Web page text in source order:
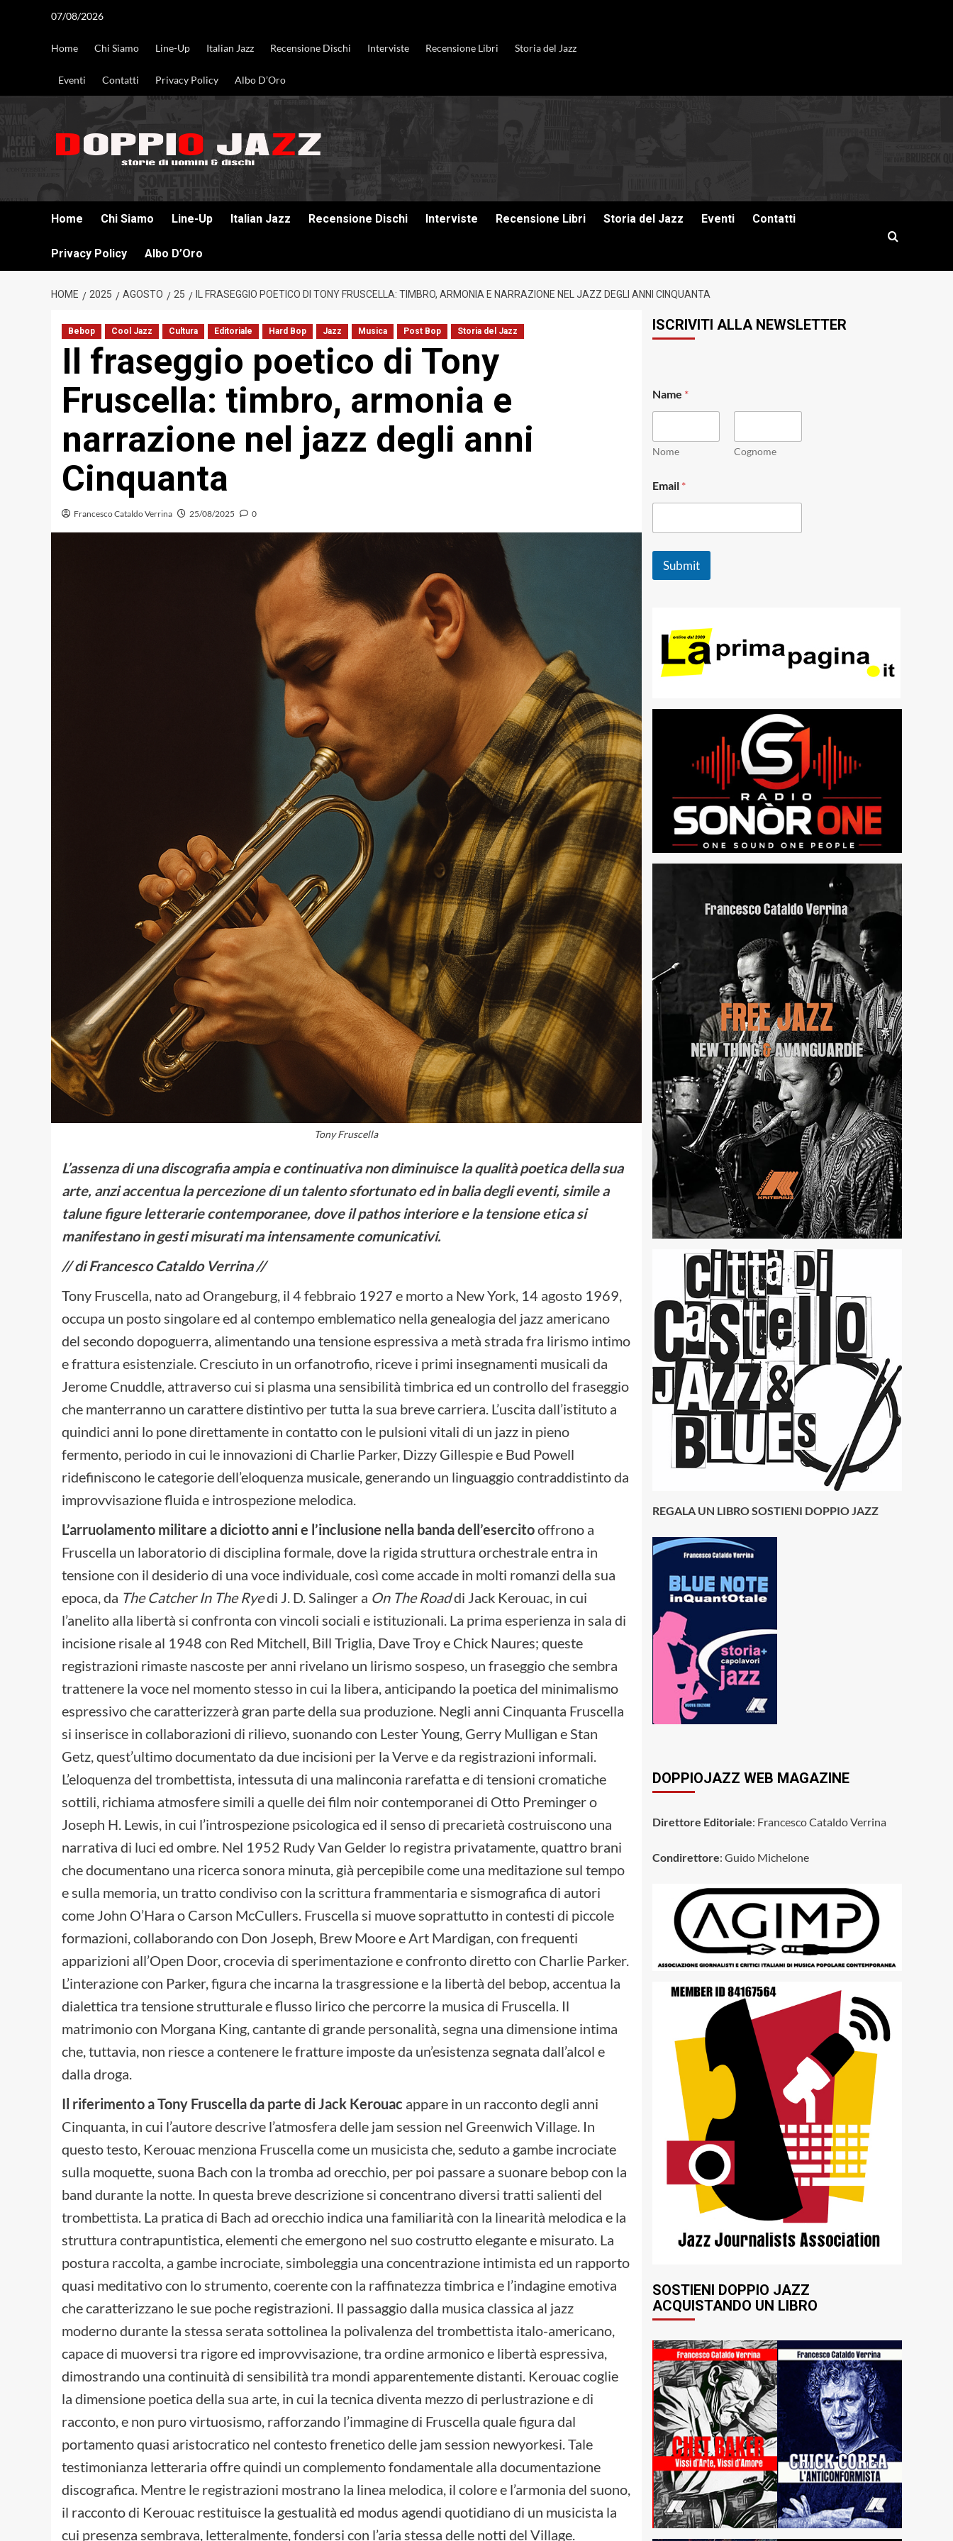
07/08/2026
Home Chi Siamo Line-Up Italian Jazz Recensione Dischi Interviste Recensione Libri Storia del Jazz
Eventi Contatti Privacy Policy Albo D’Oro
Home Chi Siamo Line-Up Italian Jazz Recensione Dischi Interviste Recensione Libri Storia del Jazz Eventi Contatti
Privacy Policy Albo D’Oro
HOME 2025 AGOSTO 25 IL FRASEGGIO POETICO DI TONY FRUSCELLA: TIMBRO, ARMONIA E NARRAZIONE NEL JAZZ DEGLI ANNI CINQUANTA
Bebop Cool Jazz Cultura Editoriale Hard Bop Jazz Musica Post Bop Storia del Jazz
Il fraseggio poetico di Tony
Fruscella: timbro, armonia e
narrazione nel jazz degli anni
Cinquanta
Francesco Cataldo Verrina 25/08/2025 0
Tony Fruscella
L’assenza di una discografia ampia e continuativa non diminuisce la qualità poetica della sua
arte, anzi accentua la percezione di un talento sfortunato ed in balia degli eventi, simile a
talune figure letterarie contemporanee, dove il pathos interiore e la tensione etica si
manifestano in gesti misurati ma intensamente comunicativi.
// di Francesco Cataldo Verrina //
Tony Fruscella, nato ad Orangeburg, il 4 febbraio 1927 e morto a New York, 14 agosto 1969,
occupa un posto singolare ed al contempo emblematico nella genealogia del jazz americano
del secondo dopoguerra, alimentando una tensione espressiva a metà strada fra lirismo intimo
e frattura esistenziale. Cresciuto in un orfanotrofio, riceve i primi insegnamenti musicali da
Jerome Cnuddle, attraverso cui si plasma una sensibilità timbrica ed un controllo del fraseggio
che manterranno un carattere distintivo per tutta la sua breve carriera. L’uscita dall’istituto a
quindici anni lo pone direttamente in contatto con le pulsioni vitali di un jazz in pieno
fermento, periodo in cui le innovazioni di Charlie Parker, Dizzy Gillespie e Bud Powell
ridefiniscono le categorie dell’eloquenza musicale, generando un linguaggio contraddistinto da
improvvisazione fluida e introspezione melodica.
L’arruolamento militare a diciotto anni e l’inclusione nella banda dell’esercitooffrono a
Fruscella un laboratorio di disciplina formale, dove la rigida struttura orchestrale entra in
tensione con il desiderio di una voce individuale, così come accade in molti romanzi della sua
epoca, da The Catcher In The Ryedi J. D. Salinger a On The Roaddi Jack Kerouac, in cui
l’anelito alla libertà si confronta con vincoli sociali e istituzionali. La prima esperienza in sala di
incisione risale al 1948 con Red Mitchell, Bill Triglia, Dave Troy e Chick Naures; queste
registrazioni rimaste nascoste per anni rivelano un lirismo sospeso, un fraseggio che sembra
trattenere la voce nel momento stesso in cui la libera, anticipando la poetica del minimalismo
espressivo che caratterizzerà gran parte della sua produzione. Negli anni Cinquanta Fruscella
si inserisce in collaborazioni di rilievo, suonando con Lester Young, Gerry Mulligan e Stan
Getz, quest’ultimo documentato da due incisioni per la Verve e da registrazioni informali.
L’eloquenza del trombettista, intessuta di una malinconia rarefatta e di tensioni cromatiche
sottili, richiama atmosfere simili a quelle dei film noir contemporanei di Otto Preminger o
Joseph H. Lewis, in cui l’introspezione psicologica ed il senso di precarietà costruiscono una
narrativa di luci ed ombre. Nel 1952 Rudy Van Gelder lo registra privatamente, quattro brani
che documentano una ricerca sonora minuta, già percepibile come una meditazione sul tempo
e sulla memoria, un tratto condiviso con la scrittura frammentaria e sismografica di autori
come John O’Hara o Carson McCullers. Fruscella si muove soprattutto in contesti di piccole
formazioni, collaborando con Don Joseph, Brew Moore e Art Mardigan, con frequenti
apparizioni all’Open Door, crocevia di sperimentazione e confronto diretto con Charlie Parker.
L’interazione con Parker, figura che incarna la trasgressione e la libertà del bebop, accentua la
dialettica tra tensione strutturale e flusso lirico che percorre la musica di Fruscella. Il
matrimonio con Morgana King, cantante di grande personalità, segna una dimensione intima
che, tuttavia, non riesce a contenere le fratture imposte da un’esistenza segnata dall’alcol e
dalla droga.
Il riferimento a Tony Fruscella da parte di Jack Kerouac appare in un racconto degli anni
Cinquanta, in cui l’autore descrive l’atmosfera delle jam session nel Greenwich Village. In
questo testo, Kerouac menziona Fruscella come un musicista che, seduto a gambe incrociate
sulla moquette, suona Bach con la tromba ad orecchio, per poi passare a suonare bebop con la
band durante la notte. In questa breve descrizione si concentrano diversi tratti salienti del
trombettista. La pratica di Bach ad orecchio indica una familiarità con la linearità melodica e la
struttura contrapuntistica, elementi che emergono nel suo costrutto elegante e misurato. La
postura raccolta, a gambe incrociate, simboleggia una concentrazione intimista ed un rapporto
quasi meditativo con lo strumento, coerente con la raffinatezza timbrica e l’indagine emotiva
che caratterizzano le sue poche registrazioni. Il passaggio dalla musica classica al jazz
moderno durante la stessa serata sottolinea la polivalenza del trombettista italo-americano,
capace di muoversi tra rigore ed improvvisazione, tra ordine armonico e libertà espressiva,
dimostrando una continuità di sensibilità tra mondi apparentemente distanti. Kerouac coglie
la dimensione poetica della sua arte, in cui la tecnica diventa mezzo di perlustrazione e di
racconto, e non puro virtuosismo, rafforzando l’immagine di Fruscella quale figura dal
portamento quasi aristocratico nel contesto frenetico delle jam session newyorkesi. Tale
testimonianza letteraria offre quindi un complemento fondamentale alla documentazione
discografica. Mentre le registrazioni mostrano la linea melodica, il colore e l’armonia del suono,
il racconto di Kerouac restituisce la gestualità ed modus agendi quotidiano di un musicista la
cui presenza sembrava, letteralmente, fondersi con l’aria stessa delle notti del Village.
ISCRIVITI ALLA NEWSLETTER
E
m
i
l
Name *
Nome Cognome
Email *
Submit
REGALA UN LIBRO SOSTIENI DOPPIO JAZZ
DOPPIOJAZZ WEB MAGAZINE
Direttore Editoriale: Francesco Cataldo Verrina
Condirettore: Guido Michelone
SOSTIENI DOPPIO JAZZ
ACQUISTANDO UN LIBRO